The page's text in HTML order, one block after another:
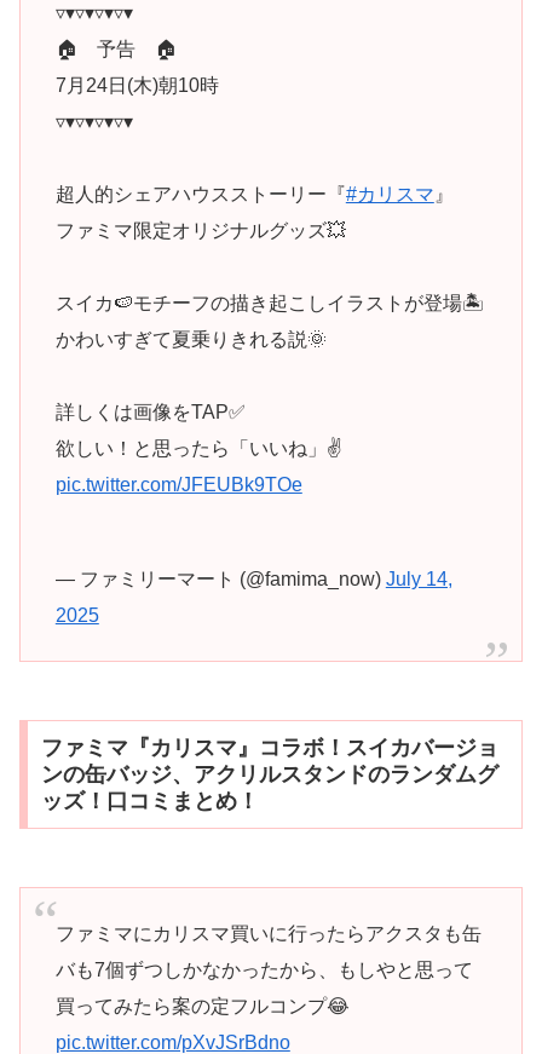
▿▾▿▾▿▾▿▾
🏠 予告 🏠
7月24日(木)朝10時
▿▾▿▾▿▾▿▾
超人的シェアハウスストーリー『#カリスマ 』
ファミマ限定オリジナルグッズ💥
スイカ🍉モチーフの描き起こしイラストが登場🏝️
かわいすぎて夏乗りきれる説🌞
詳しくは画像をTAP✅
欲しい！と思ったら「いいね」✌️
pic.twitter.com/JFEUBk9TOe
— ファミリーマート (@famima_now) July 14,
2025
ファミマ『カリスマ』コラボ！スイカバージョ
ンの缶バッジ、アクリルスタンドのランダムグ
ッズ！口コミまとめ！
ファミマにカリスマ買いに行ったらアクスタも缶
バも7個ずつしかなかったから、もしやと思って
買ってみたら案の定フルコンプ😂
pic.twitter.com/pXvJSrBdno